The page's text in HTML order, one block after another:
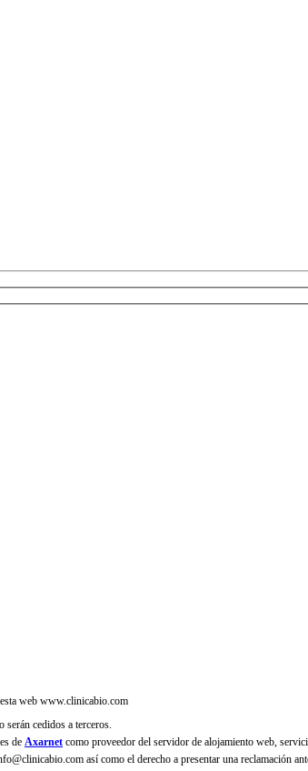
web www.clinicabio.com
cedidos a terceros.
de Axarnet como proveedor del servidor de alojamiento web,
así como el derecho a presentar una reclamación